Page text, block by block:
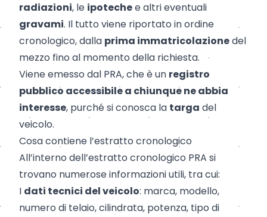
radiazioni, le ipotechee altri eventuali
gravami. Il tutto viene riportato in ordine
cronologico, dalla prima immatricolazionedel
mezzo fino al momento della richiesta.
Viene emesso dal PRA, che è un registro
pubblico accessibile a chiunque ne abbia
interesse, purché si conosca la targa del
veicolo.
Cosa contiene l’estratto cronologico
All’interno dell’estratto cronologico PRA si
trovano numerose informazioni utili, tra cui:
I dati tecnici del veicolo: marca, modello,
numero di telaio, cilindrata, potenza, tipo di